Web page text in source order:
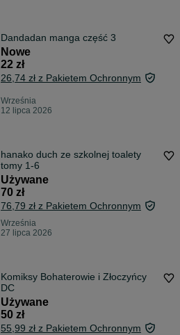
Dandadan manga część 3
Nowe
22 zł
26,74 zł z Pakietem Ochronnym
Września
12 lipca 2026
hanako duch ze szkolnej toalety
tomy 1-6
Używane
70 zł
76,79 zł z Pakietem Ochronnym
Września
27 lipca 2026
Komiksy Bohaterowie i Złoczyńcy
DC
Używane
50 zł
55,99 zł z Pakietem Ochronnym